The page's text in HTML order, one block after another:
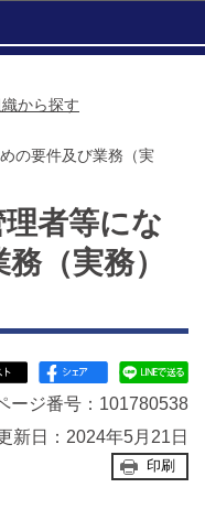
から探す
の要件及び業務（実
者等にな
（実務）
ージ番号：101780538
新日：2024年5月21日
印刷